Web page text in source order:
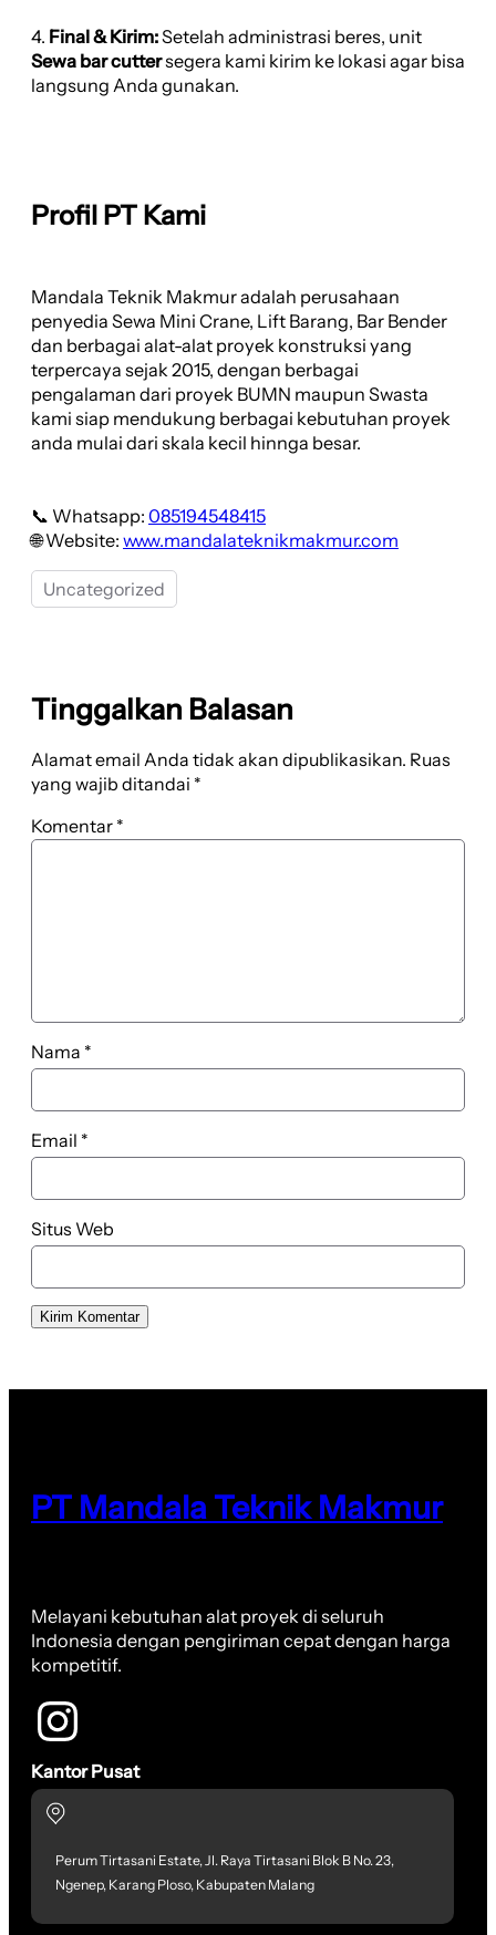
4. Final & Kirim:Setelah administrasi beres, unit
Sewa bar cuttersegera kami kirim ke lokasi agar bisa
langsung Anda gunakan.
Profil PT Kami
Mandala Teknik Makmur adalah perusahaan
penyedia Sewa Mini Crane, Lift Barang, Bar Bender
dan berbagai alat-alat proyek konstruksi yang
terpercaya sejak 2015, dengan berbagai
pengalaman dari proyek BUMN maupun Swasta
kami siap mendukung berbagai kebutuhan proyek
anda mulai dari skala kecil hinnga besar.
📞 Whatsapp: 085194548415
🌐 Website: www.mandalateknikmakmur.com
Uncategorized
Tinggalkan Balasan
Alamat email Anda tidak akan dipublikasikan. Ruas
yang wajib ditandai *
Komentar *
Nama *
Email *
Situs Web
PT Mandala Teknik Makmur
Melayani kebutuhan alat proyek di seluruh
Indonesia dengan pengiriman cepat dengan harga
kompetitif.
Kantor Pusat
Perum Tirtasani Estate, Jl. Raya Tirtasani Blok B No. 23,
Ngenep, Karang Ploso, Kabupaten Malang